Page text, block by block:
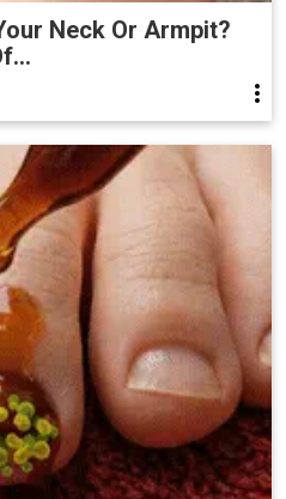
Neck Or Armpit?